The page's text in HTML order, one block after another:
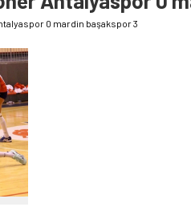
0 mardin başakspor 3